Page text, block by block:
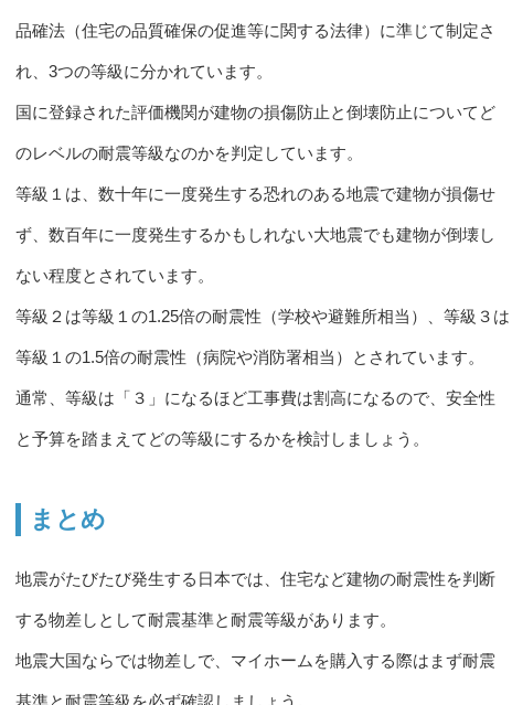
品確法（住宅の品質確保の促進等に関する法律）に準じて制定さ
れ、3つの等級に分かれています。
国に登録された評価機関が建物の損傷防止と倒壊防止についてど
のレベルの耐震等級なのかを判定しています。
等級１は、数十年に一度発生する恐れのある地震で建物が損傷せ
ず、数百年に一度発生するかもしれない大地震でも建物が倒壊し
ない程度とされています。
等級２は等級１の1.25倍の耐震性（学校や避難所相当）、等級３は
等級１の1.5倍の耐震性（病院や消防署相当）とされています。
通常、等級は「３」になるほど工事費は割高になるので、安全性
と予算を踏まえてどの等級にするかを検討しましょう。
まとめ
地震がたびたび発生する日本では、住宅など建物の耐震性を判断
する物差しとして耐震基準と耐震等級があります。
地震大国ならでは物差しで、マイホームを購入する際はまず耐震
基準と耐震等級を必ず確認しましょう。